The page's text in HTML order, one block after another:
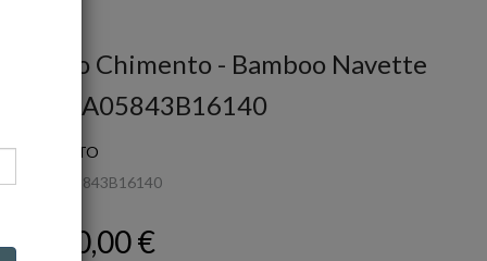
Anello Chimento - Bamboo Navette
Ref. 1A05843B16140
CHIMENTO
1A05843B16140
1.750,00 €